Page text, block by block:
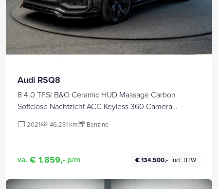
Audi RSQ8
8 4.0 TFSI B&O Ceramic HUD Massage Carbon
Softclose Nachtzicht ACC Keyless 360 Camera
trekhaak Navi Niveauregeling PDC Stoelverwarming
2021 46.231 km Benzine
va. € 1.859,- p/m € 134.500,- Incl. BTW